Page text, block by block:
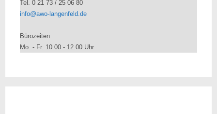
Tel. 0 21 73 / 25 06 80
info@awo-langenfeld.de
Bürozeiten
Mo. - Fr. 10.00 - 12.00 Uhr